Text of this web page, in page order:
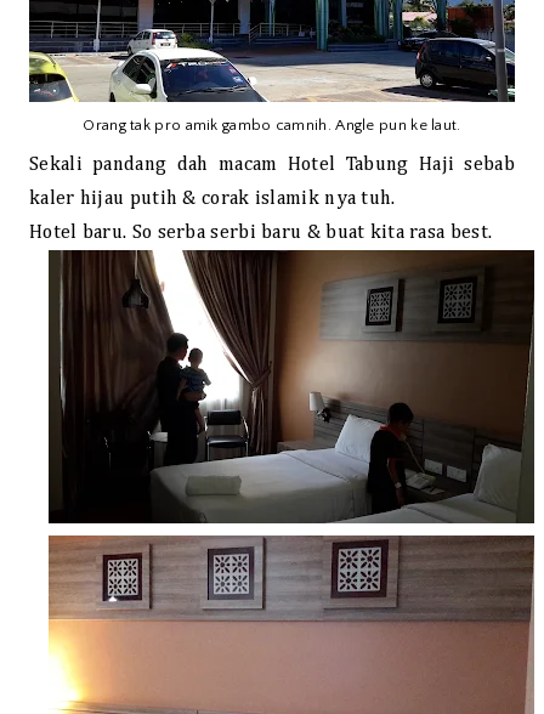
Orang tak pro amik gambo camnih. Angle pun ke laut.
Sekali pandang dah macam Hotel Tabung Haji sebab
kaler hijau putih & corak islamik nya tuh.
Hotel baru. So serba serbi baru & buat kita rasa best.